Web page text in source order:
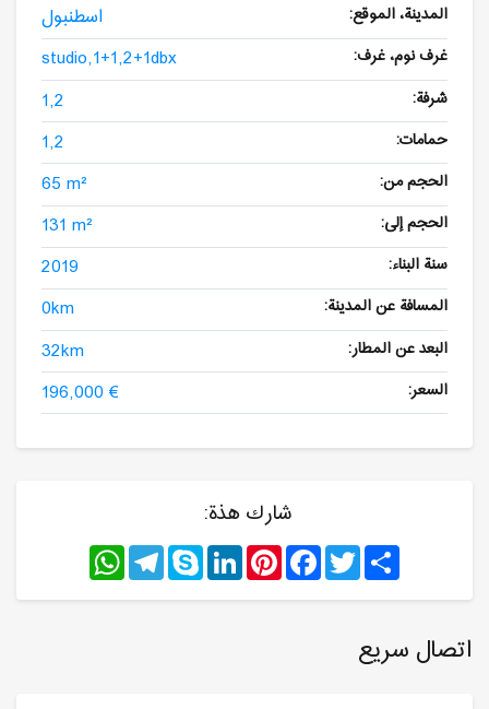
المدينة، الموقع: اسطنبول
غرف نوم، غرف: studio,1+1,2+1dbx
شرفة: 1,2
حمامات: 1,2
الحجم من: 65 m²
الحجم إلى: 131 m²
سنة البناء: 2019
المسافة عن المدينة: 0km
البعد عن المطار: 32km
السعر: 196,000 €
شارك هذة:
Share
Twitter
Facebook
Pinterest
LinkedIn
Skype
Telegram
WhatsApp
اتصال سريع